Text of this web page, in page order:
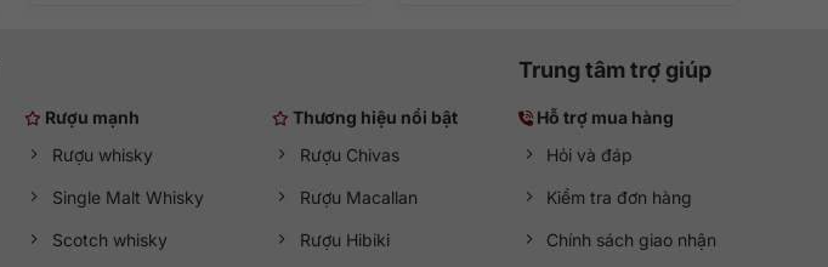
Rượu mạnh
Rượu whisky
Single Malt Whisky
Scotch whisky
Thương hiệu nổi bật
Rượu Chivas
Rượu Macallan
Rượu Hibiki
Trung tâm trợ giúp
Hỗ trợ mua hàng
Hỏi và đáp
Kiểm tra đơn hàng
Chính sách giao nhận